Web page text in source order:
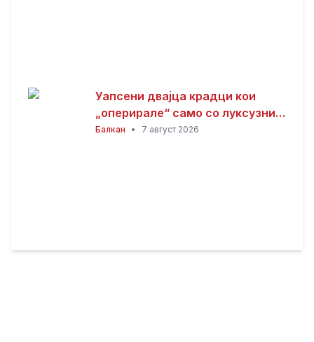
Уапсени двајца крадци кои
„оперирале“ само со луксузни
автомобили
Балкан • 7 август 2026